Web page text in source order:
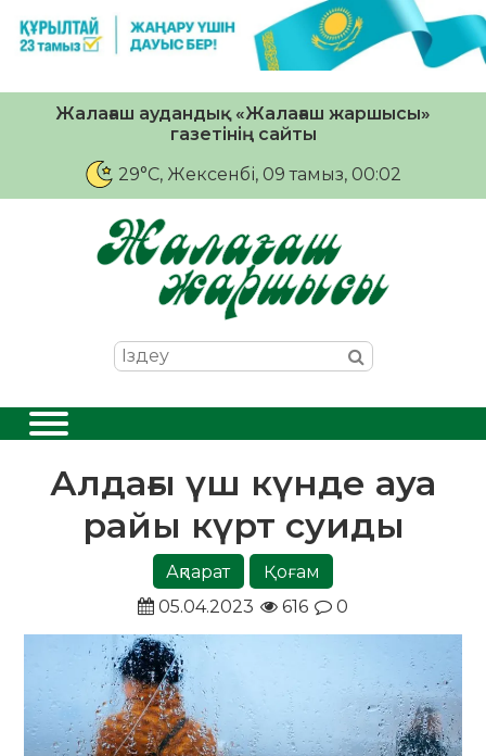
Жалағаш аудандық «Жалағаш жаршысы»
газетінің сайты
29°C, Жексенбі, 09 тамыз, 00:02
Алдағы үш күнде ауа
райы күрт суиды
Ақпарат
Қоғам
05.04.2023
616 0